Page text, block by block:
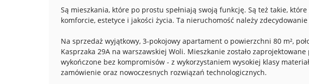
Są mieszkania, które po prostu spełniają swoją funkcję. Są też takie,
komforcie, estetyce i jakości życia. Ta nieruchomość należy
Na sprzedaż wyjątkowy, 3-pokojowy apartament o powierzchni 80 m²,
Kasprzaka 29A na warszawskiej Woli. Mieszkanie zostało
wykończone bez kompromisów - z wykorzystaniem wysokiej klasy
zamówienie oraz nowoczesnych rozwiązań technologicznych.